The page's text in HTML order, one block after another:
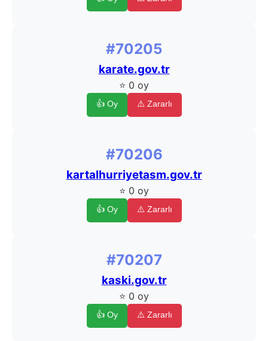
#70205
karate.gov.tr
⭐ 0 oy
👍 Oy ⚠️ Zararlı
#70206
kartalhurriyetasm.gov.tr
⭐ 0 oy
👍 Oy ⚠️ Zararlı
#70207
kaski.gov.tr
⭐ 0 oy
👍 Oy ⚠️ Zararlı